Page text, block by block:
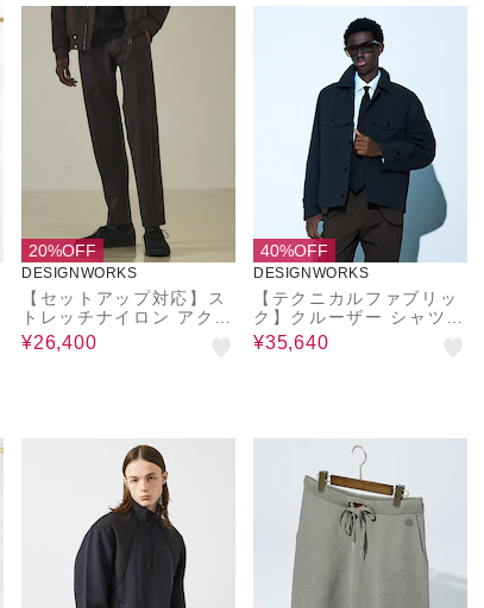
20%OFF
DESIGNWORKS
【セットアップ対応】ス
トレッチナイロン アクテ
ィブパンツ
¥26,400
40%OFF
DESIGNWORKS
【テクニカルファブリッ
ク】クルーザー シャツ
ジャケット
¥35,640